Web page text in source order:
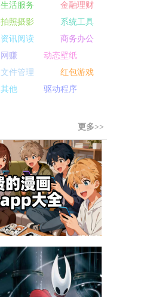
生活服务
金融理财
拍照摄影
系统工具
资讯阅读
商务办公
网赚
动态壁纸
文件管理
红包游戏
其他 驱动程序
更多>>